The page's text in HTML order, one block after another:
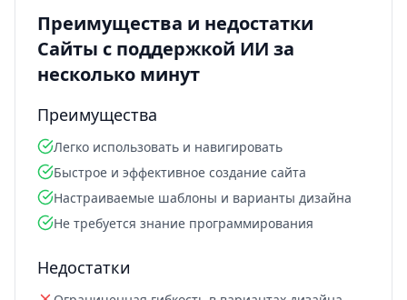
Преимущества и недостатки
Сайты с поддержкой ИИ за
несколько минут
Преимущества
Легко использовать и навигировать
Быстрое и эффективное создание сайта
Настраиваемые шаблоны и варианты дизайна
Не требуется знание программирования
Недостатки